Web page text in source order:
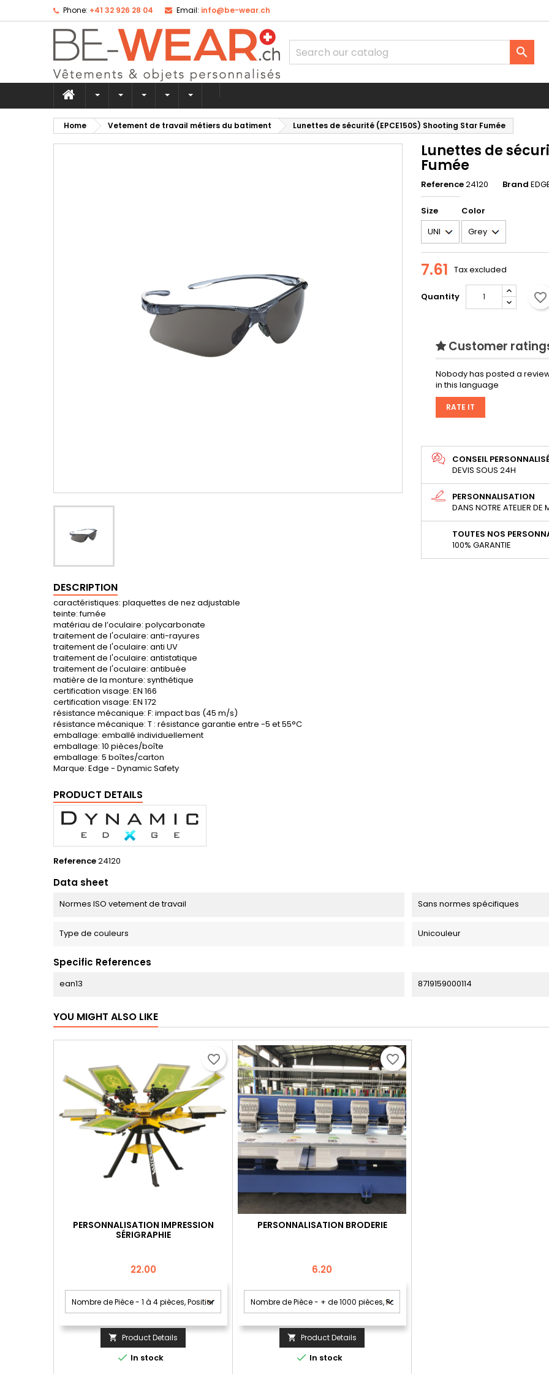
Add to wishlist
Créer une nouvelle liste
Create wishlist
Wishlist name
Cancel Create
Sign in
You need to be logged in to save products in your wishlist.
Phone: +41 32 926 28 04 Email: info@be-wear.ch

Home Vetement de travail métiers du batiment Lunettes de sécurité (EPCE150S) Shooting Star Fumée
Lunettes de
Fumée
Reference24120 Brand
Size Color
7.61 Tax excluded
Quantity favorite_border
Customer
Nobody has posted a
in this language
RATE IT
CONSEIL
DEVIS SOUS 24H
PERSONNALISATION
DANS NOTRE ATELIER DE
TOUTES NOS
100% GARANTIE
DESCRIPTION
caractéristiques: plaquettes de nez adjustable
teinte: fumée
matériau de l’oculaire: polycarbonate
traitement de l'oculaire: anti-rayures
traitement de l'oculaire: anti UV
traitement de l'oculaire: antistatique
traitement de l'oculaire: antibuée
matière de la monture: synthétique
certification visage: EN 166
certification visage: EN 172
résistance mécanique: F: impact bas (45 m/s)
résistance mécanique: T : résistance garantie entre -5 et 55°C
emballage: emballé individuellement
emballage: 10 pièces/boîte
emballage: 5 boîtes/carton
Marque: Edge - Dynamic Safety
PRODUCT DETAILS
Reference24120
Data sheet
Normes ISO vetement de travail Sans normes spécifiques
Type de couleurs Unicouleur
Specific References
ean13 8719159000114
YOU MIGHT ALSO LIKE
PERSONNALISATION IMPRESSION
SÉRIGRAPHIE
Price
22.00
 Product Details
 In stock
favorite_border
PERSONNALISATION BRODERIE
Price
6.20
 Product Details
 In stock
favorite_border